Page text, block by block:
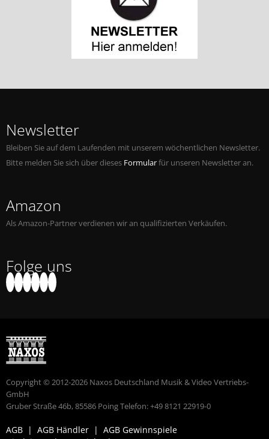
Newsletter
Bleiben Sie auf dem Laufenden mit unserem wöchentlichen Newsletter.
Bitte melden Sie sich über dieses Formularfür unseren Newsletter an.
Amazon
Als Amazon-Partner verdienen wir an qualifizierten Verkäufen.
Folge uns
Copyright © 2012-2026 Naxos Deutschland Musik & Video Vertriebs-
GmbH
Gruber Straße 46b, 85586 Poing Telefon: +49 8121 22919-0
AGB | AGB Händler | AGB Gewinnspiele